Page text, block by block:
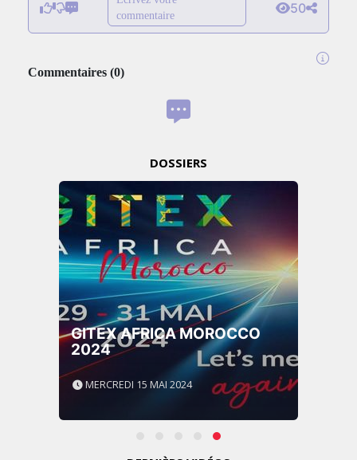
commentaire
50
Commentaires (0)
DOSSIERS
GITEX AFRICA MOROCCO
2024
MERCREDI 15 MAI 2024